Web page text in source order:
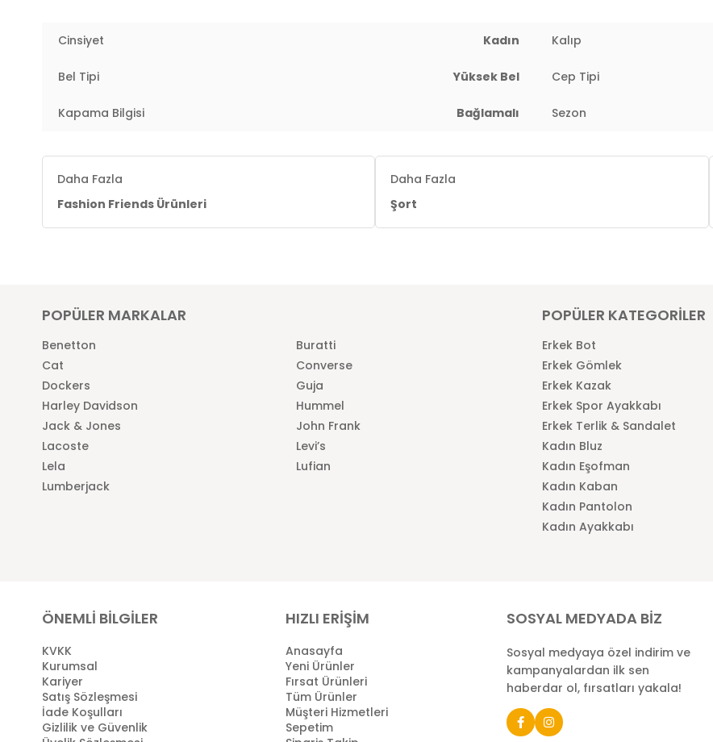
Cinsiyet Kadın Kalıp
Bel Tipi Yüksek Bel Cep Tipi
Kapama Bilgisi Bağlamalı Sezon
Daha Fazla
Fashion Friends Ürünleri
Daha Fazla
Şort
POPÜLER MARKALAR
Benetton
Buratti
Cat
Converse
Dockers
Guja
Harley Davidson
Hummel
Jack & Jones
John Frank
Lacoste
Levi’s
Lela
Lufian
Lumberjack
POPÜLER KATEGORİLER
Erkek Bot
Erkek Gömlek
Erkek Kazak
Erkek Spor Ayakkabı
Erkek Terlik & Sandalet
Kadın Bluz
Kadın Eşofman
Kadın Kaban
Kadın Pantolon
Kadın Ayakkabı
ÖNEMLİ BİLGİLER
KVKK
Kurumsal
Kariyer
Satış Sözleşmesi
İade Koşulları
Gizlilik ve Güvenlik
HIZLI ERİŞİM
Anasayfa
Yeni Ürünler
Fırsat Ürünleri
Tüm Ürünler
Müşteri Hizmetleri
Sepetim
SOSYAL MEDYADA BİZ
Sosyal medyaya özel indirim ve
kampanyalardan ilk sen
haberdar ol, fırsatları yakala!